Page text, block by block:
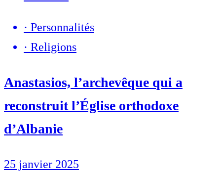
· Personnalités
· Religions
Anastasios, l’archevêque qui a
reconstruit l’Église orthodoxe
d’Albanie
25 janvier 2025